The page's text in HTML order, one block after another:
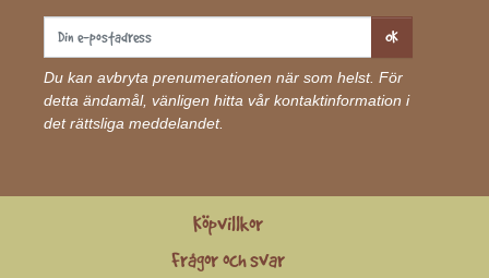
OK
Du kan avbryta prenumerationen när som helst. För
detta ändamål, vänligen hitta vår kontaktinformation i
det rättsliga meddelandet.
Köpvillkor
Frågor och svar